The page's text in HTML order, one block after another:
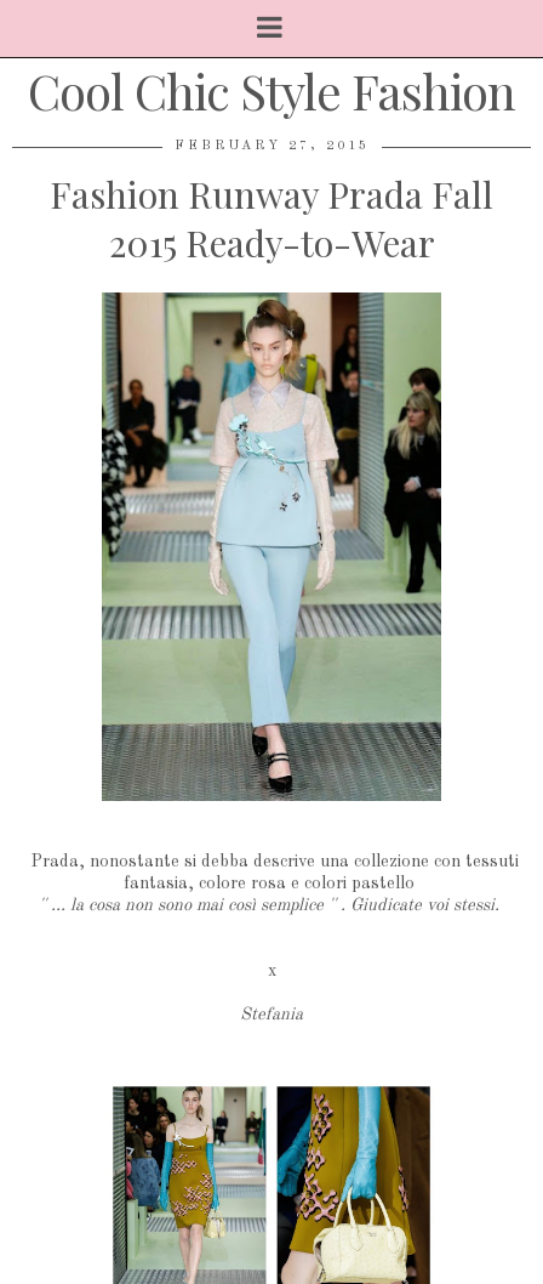
Cool Chic Style Fashion
FEBRUARY 27, 2015
Fashion Runway Prada Fall
2015 Ready-to-Wear
Prada, nonostante si debba descrive una collezione con tessuti
fantasia, colore rosa e colori pastello
'' ... la cosa non sono mai così semplice '' . Giudicate voi stessi.
x
Stefania